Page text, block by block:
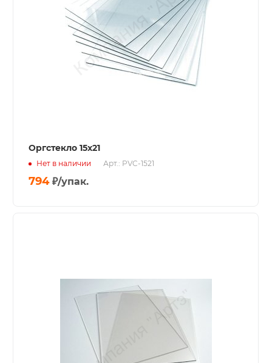
Оргстекло 15х21
Нет в наличии Арт.: PVC-1521
794₽/упак.